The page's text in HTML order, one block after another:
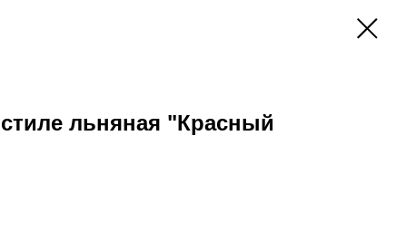
льняная "Красный